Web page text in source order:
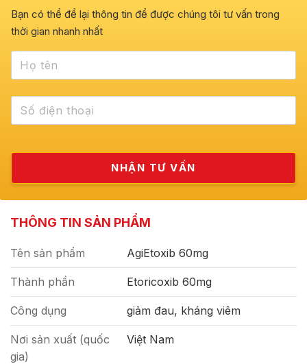
Bạn có thể để lại thông tin để được chúng tôi tư vấn trong
thời gian nhanh nhất
THÔNG TIN SẢN PHẨM
Tên sản phẩm AgiEtoxib 60mg
Thành phần Etoricoxib 60mg
Công dụng giảm đau, kháng viêm
Nơi sản xuất (quốc
gia)
Việt Nam